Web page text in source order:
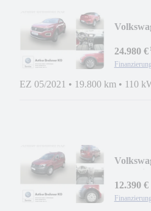
24.980 €
EZ 05/2021 • 19.800 km • 110
12.390 €